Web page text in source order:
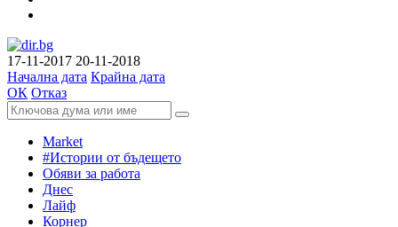
17-11-2017 20-11-2018
Начална дата Крайна дата
ОК Отказ
Market
#Истории от бъдещето
Обяви за работа
Днес
Лайф
Корнер